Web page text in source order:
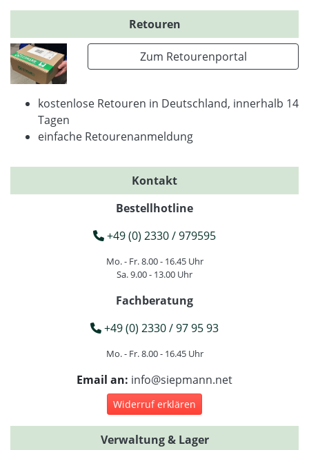
Retouren
Zum Retourenportal
kostenlose Retouren in Deutschland, innerhalb 14
Tagen
einfache Retourenanmeldung
Kontakt
Bestellhotline
+49 (0) 2330 / 979595
Mo. - Fr. 8.00 - 16.45 Uhr
Sa. 9.00 - 13.00 Uhr
Fachberatung
+49 (0) 2330 / 97 95 93
Mo. - Fr. 8.00 - 16.45 Uhr
Email an: info@siepmann.net
Widerruf erklären
Verwaltung & Lager